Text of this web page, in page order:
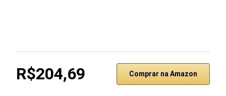
R$204,69 Comprar na Amazon